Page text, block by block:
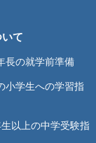
て
長の就学前準備
小学生への学習指
以上の中学受験指